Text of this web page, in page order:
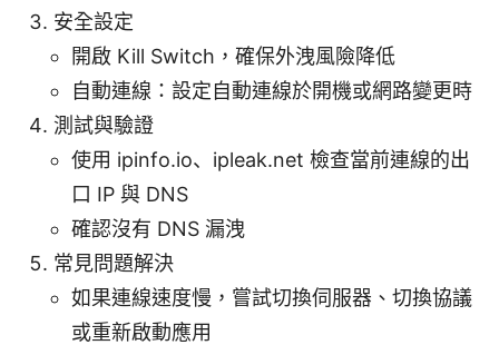
安全設定
開啟 Kill Switch，確保外洩風險降低
自動連線：設定自動連線於開機或網路變更時
測試與驗證
使用 ipinfo.io、ipleak.net 檢查當前連線的出
口 IP 與 DNS
確認沒有 DNS 漏洩
常見問題解決
如果連線速度慢，嘗試切換伺服器、切換協議
或重新啟動應用